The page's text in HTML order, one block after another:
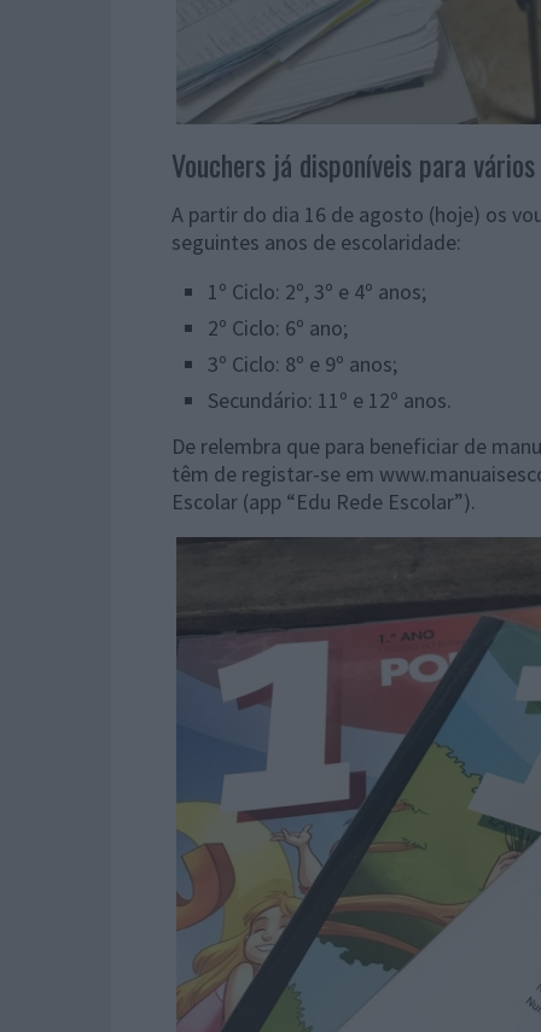
Vouchers já disponíveis para vários
A partir do dia 16 de agosto (hoje) os
seguintes anos de escolaridade:
1º Ciclo: 2º, 3º e 4º anos;
2º Ciclo: 6º ano;
3º Ciclo: 8º e 9º anos;
Secundário: 11º e 12º anos.
De relembra que para beneficiar de
têm de registar-se em
Escolar (app “Edu Rede Escolar”).